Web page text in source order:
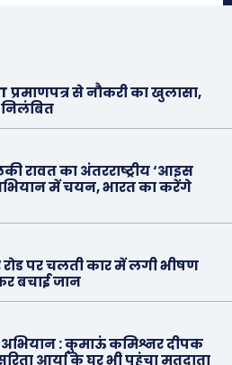
प्रमाणपत्र से नौकरी का खुलासा,
रावत का अंतरराष्ट्रीय ‘आइस
में चयन, भारत का करेंगे
रोड पर चलती कार में लगी भीषण
बचाई जान
: कुमाऊं कमिश्नर दीपक
आर्या के घर भी पहुंचा मतदाता